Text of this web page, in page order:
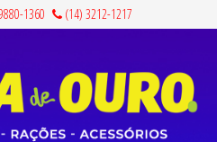
1360 (14) 3212-1217